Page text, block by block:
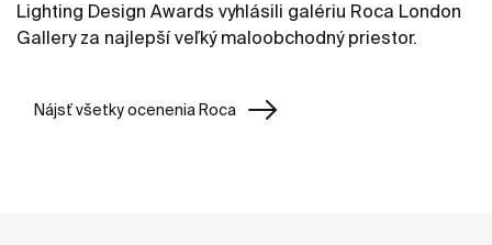
Lighting Design Awards vyhlásili galériu Roca London
Gallery za najlepší veľký maloobchodný priestor.
Nájsť všetky ocenenia Roca